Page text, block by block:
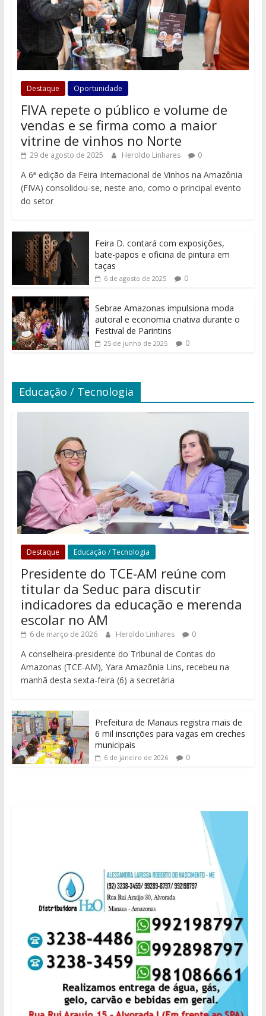
Destaque Oportunidade
FIVA repete o público e volume de
vendas e se firma como a maior
vitrine de vinhos no Norte
29 de agosto de 2025 Heroldo Linhares 0
A 6ª edição da Feira Internacional de Vinhos na Amazônia
(FIVA) consolidou-se, neste ano, como o principal evento
do setor
Feira D. contará com exposições,
bate-papos e oficina de pintura em
taças
6 de agosto de 2025 0
Sebrae Amazonas impulsiona moda
autoral e economia criativa durante o
Festival de Parintins
25 de junho de 2025 0
Educação / Tecnologia
Destaque Educação / Tecnologia
Presidente do TCE-AM reúne com
titular da Seduc para discutir
indicadores da educação e merenda
escolar no AM
6 de março de 2026 Heroldo Linhares 0
A conselheira-presidente do Tribunal de Contas do
Amazonas (TCE-AM), Yara Amazônia Lins, recebeu na
manhã desta sexta-feira (6) a secretária
Prefeitura de Manaus registra mais de
6 mil inscrições para vagas em creches
municipais
6 de janeiro de 2026 0